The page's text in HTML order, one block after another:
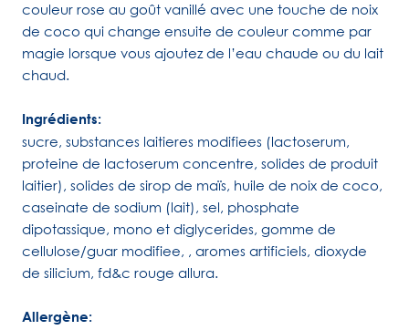
couleur rose au goût vanillé avec une touche de noix
de coco qui change ensuite de couleur comme par
magie lorsque vous ajoutez de l’eau chaude ou du lait
chaud.
Ingrédients:
sucre, substances laitieres modifiees (lactoserum,
proteine de lactoserum concentre, solides de produit
laitier), solides de sirop de maïs, huile de noix de coco,
caseinate de sodium (lait), sel, phosphate
dipotassique, mono et diglycerides, gomme de
cellulose/guar modifiee, , aromes artificiels, dioxyde
de silicium, fd&c rouge allura.
Allergène: